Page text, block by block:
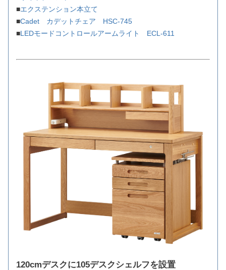
■エクステンション本立て
■Cadet カデットチェア HSC-745
■LEDモードコントロールアームライト ECL-611
120cmデスクに105デスクシェルフを設置